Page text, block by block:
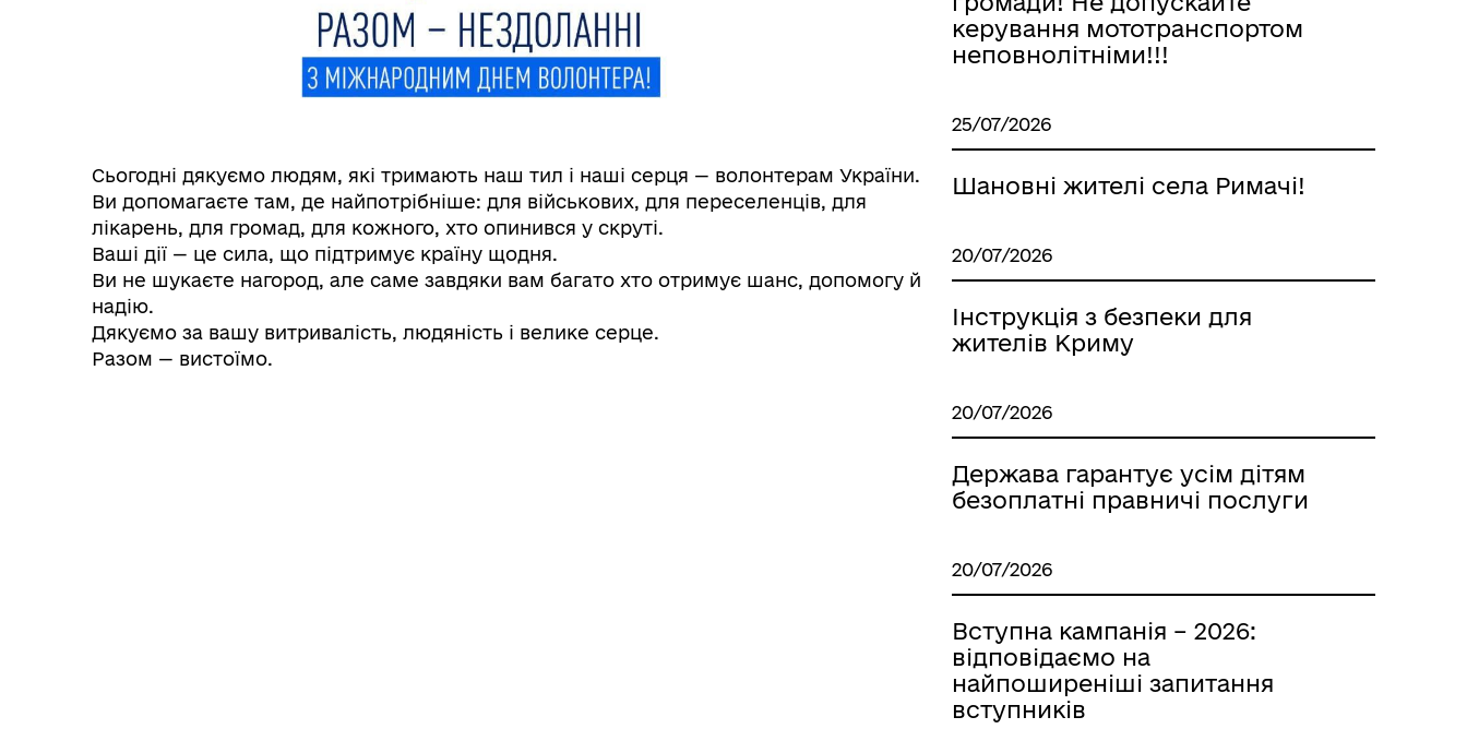
Служба у справах дітей
Сьогодні дякуємо людям, які тримають наш тил і наші серця — волонтерам України.
Ви допомагаєте там, де найпотрібніше: для військових, для переселенців, для
лікарень, для громад, для кожного, хто опинився у скруті.
Ваші дії — це сила, що підтримує країну щодня.
Ви не шукаєте нагород, але саме завдяки вам багато хто отримує шанс, допомогу й
надію.
Дякуємо за вашу витривалість, людяність і велике серце.
Разом — вистоїмо.
керування мототранспортом
неповнолітніми!!!
25/07/2026
Шановні жителі села Римачі!
20/07/2026
Інструкція з безпеки для
жителів Криму
20/07/2026
Держава гарантує усім дітям
безоплатні правничі послуги
20/07/2026
Вступна кампанія – 2026:
відповідаємо на
найпоширеніші запитання
вступників